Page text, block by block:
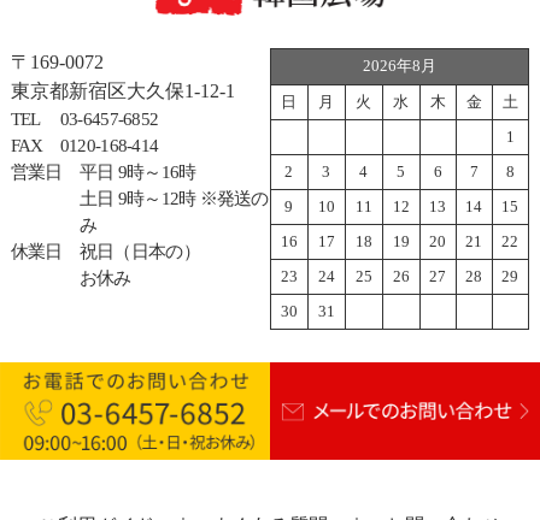
〒169-0072
東京都新宿区大久保1-12-1
TEL
03-6457-6852
FAX
0120-168-414
営業日
平日 9時～16時
土日 9時～12時 ※発送の
み
休業日
祝日（日本の）
お休み
2026年8月
日 月 火 水 木 金 土
1
2 3 4 5 6 7 8
9 10 11 12 13 14 15
16 17 18 19 20 21 22
23 24 25 26 27 28 29
30 31